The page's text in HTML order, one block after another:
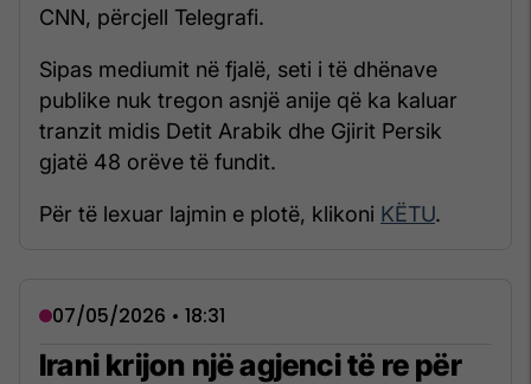
CNN, përcjell Telegrafi.
Sipas mediumit në fjalë, seti i të dhënave
publike nuk tregon asnjë anije që ka kaluar
tranzit midis Detit Arabik dhe Gjirit Persik
gjatë 48 orëve të fundit.
Për të lexuar lajmin e plotë, klikoni KËTU.
07/05/2026 • 18:31
Irani krijon një agjenci të re për